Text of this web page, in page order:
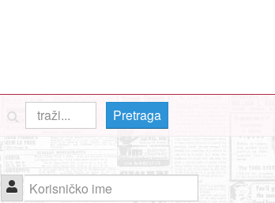
Pretraga
Korisničko ime